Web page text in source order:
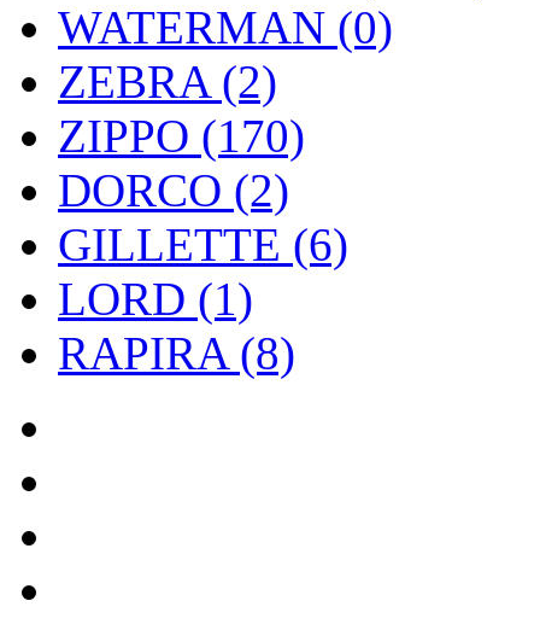
WATERMAN (0)
ZEBRA (2)
ZIPPO (170)
DORCO (2)
GILLETTE (6)
LORD (1)
RAPIRA (8)